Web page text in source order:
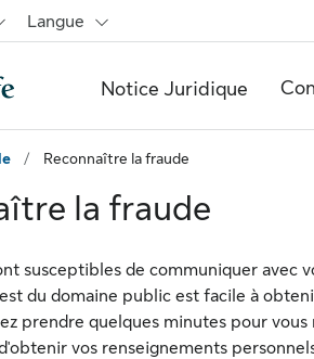
Langue
Notice Juridique
/ Reconnaître la fraude
la fraude
susceptibles de communiquer avec
du domaine public est facile à
prendre quelques minutes pour
vos renseignements